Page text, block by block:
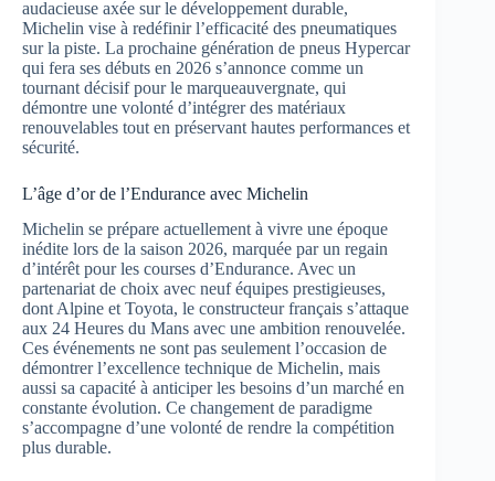
audacieuse axée sur le développement durable,
Michelin vise à redéfinir l’efficacité des pneumatiques
sur la piste. La prochaine génération de pneus Hypercar
qui fera ses débuts en 2026 s’annonce comme un
tournant décisif pour le marqueauvergnate, qui
démontre une volonté d’intégrer des matériaux
renouvelables tout en préservant hautes performances et
sécurité.
L’âge d’or de l’Endurance avec Michelin
Michelin se prépare actuellement à vivre une époque
inédite lors de la saison 2026, marquée par un regain
d’intérêt pour les courses d’Endurance. Avec un
partenariat de choix avec neuf équipes prestigieuses,
dont Alpine et Toyota, le constructeur français s’attaque
aux 24 Heures du Mans avec une ambition renouvelée.
Ces événements ne sont pas seulement l’occasion de
démontrer l’excellence technique de Michelin, mais
aussi sa capacité à anticiper les besoins d’un marché en
constante évolution. Ce changement de paradigme
s’accompagne d’une volonté de rendre la compétition
plus durable.